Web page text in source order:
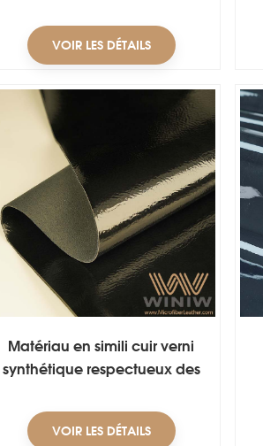
VOIR LES DÉTAILS
Matériau en simili cuir verni
synthétique respectueux des
VOIR LES DÉTAILS